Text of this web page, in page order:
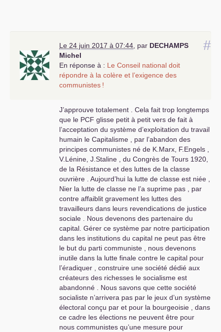
les domaines de la vie sociale , culturelle et
économique . La Faucille et le Marteau , le
drapeau rouge , l’internationale ne sont pas
désuets . Au contraire ils sont des symboles
révolutionnaires pour mobiliser la classe
Sur une base de classe retrouvée nous pouvons
réunir tous les communistes dispersés en
diverses chapelles idéologiques et actionner la
révolte populaire qui n’attend que çà .
Le mouvement historique en cours s’accélère
comme en 1789 et il ne faut pas louper ce
moment qui doit renverser le capitalisme en fin
de vie catastrophique . Les intellectuels qui
analysent dans l’huma la situation restent trop
dans le «pourquoi » et non pas dans la
« solution» .
Tout nous pousse à l’offensive jusqu’à la victoire
mais certains d’entre nous , dirigeants y compris
, gèrent encore la prochaine élection tout en
sachant que la bourgeoisie contrôle très bien
république
monarchique . Alors camarades agissons pour
d’illusion sur la réaction bourgeoise agrippée à
ses privilèges comme la Féodalité d’autrefois .
, membre de la direction du
#
Le 24 juin 2017 à 07:44 par DECHAMPS
Michel
En réponse à : Le Conseil national doit
répondre à la colère et l’exigence des
communistes !
J’approuve totalement . Cela fait trop longtemps
que le PCF glisse petit à petit vers de fait à
l’acceptation du système d’exploitation du travail
humain le Capitalisme , par l’abandon des
principes communistes né de K.Marx, F.Engels ,
V.Lénine, J.Staline , du Congrès de Tours 1920,
de la Résistance et des luttes de la classe
ouvrière . Aujourd’hui la lutte de classe est niée ,
Nier la lutte de classe ne l’a suprime pas , par
contre affaiblit gravement les luttes des
travailleurs dans leurs revendications de justice
sociale . Nous devenons des partenaire du
capital. Gérer ce système par notre participation
dans les institutions du capital ne peut pas être
le but du parti communiste , nous devenons
inutile dans la lutte finale contre le capital pour
l’éradiquer , construire une société dédié aux
créateurs des richesses le socialisme est
abandonné . Nous savons que cette société
socialiste n’arrivera pas par le jeux d’un système
électoral conçu par et pour la bourgeoisie , dans
ce cadre les élections ne peuvent être pour
nous communistes qu’une mesure pour